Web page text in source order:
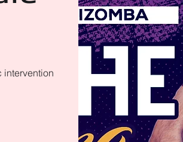
intervention